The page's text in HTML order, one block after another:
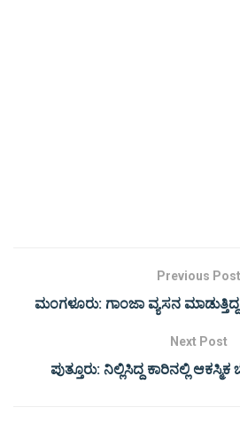
Previous Post
ಮಂಗಳೂರು: ಗಾಂಜಾ ವ್ಯಸನ
Next Post
ಪುತ್ತೂರು: ನಿಲ್ಲಿಸಿದ್ದ ಕಾರಿನಲ್ಲಿ